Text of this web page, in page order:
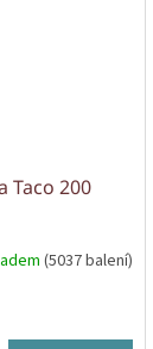
Taco 200
(5037 balení)